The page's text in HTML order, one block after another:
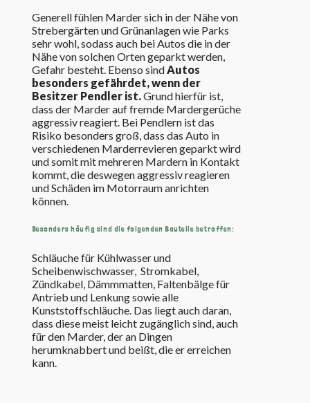
Generell fühlen Marder sich in der Nähe von
Strebergärten und Grünanlagen wie Parks
sehr wohl, sodass auch bei Autos die in der
Nähe von solchen Orten geparkt werden,
Gefahr besteht. Ebenso sind Autos
besonders gefährdet, wenn der
Besitzer Pendler ist.Grund hierfür ist,
dass der Marder auf fremde Mardergerüche
aggressiv reagiert. Bei Pendlern ist das
Risiko besonders groß, dass das Auto in
verschiedenen Marderrevieren geparkt wird
und somit mit mehreren Mardern in Kontakt
kommt, die deswegen aggressiv reagieren
und Schäden im Motorraum anrichten
können.
Besonders häufig sind die folgenden Bauteile betroffen:
Schläuche für Kühlwasser und
Scheibenwischwasser, Stromkabel,
Zündkabel, Dämmmatten, Faltenbälge für
Antrieb und Lenkung sowie alle
Kunststoffschläuche. Das liegt auch daran,
dass diese meist leicht zugänglich sind, auch
für den Marder, der an Dingen
herumknabbert und beißt, die er erreichen
kann.